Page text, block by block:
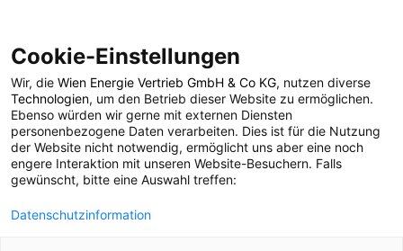
LEBEN
Fair gehandelter
Schmuck
Cookie-Einstellungen
Wir, die Wien Energie Vertrieb GmbH & Co KG, nutzen diverse
Technologien, um den Betrieb dieser Website zu ermöglichen.
Ebenso würden wir gerne mit externen Diensten
personenbezogene Daten verarbeiten. Dies ist für die Nutzung
der Website nicht notwendig, ermöglicht uns aber eine noch
engere Interaktion mit unseren Website-Besuchern. Falls
gewünscht, bitte eine Auswahl treffen:
Datenschutzinformation